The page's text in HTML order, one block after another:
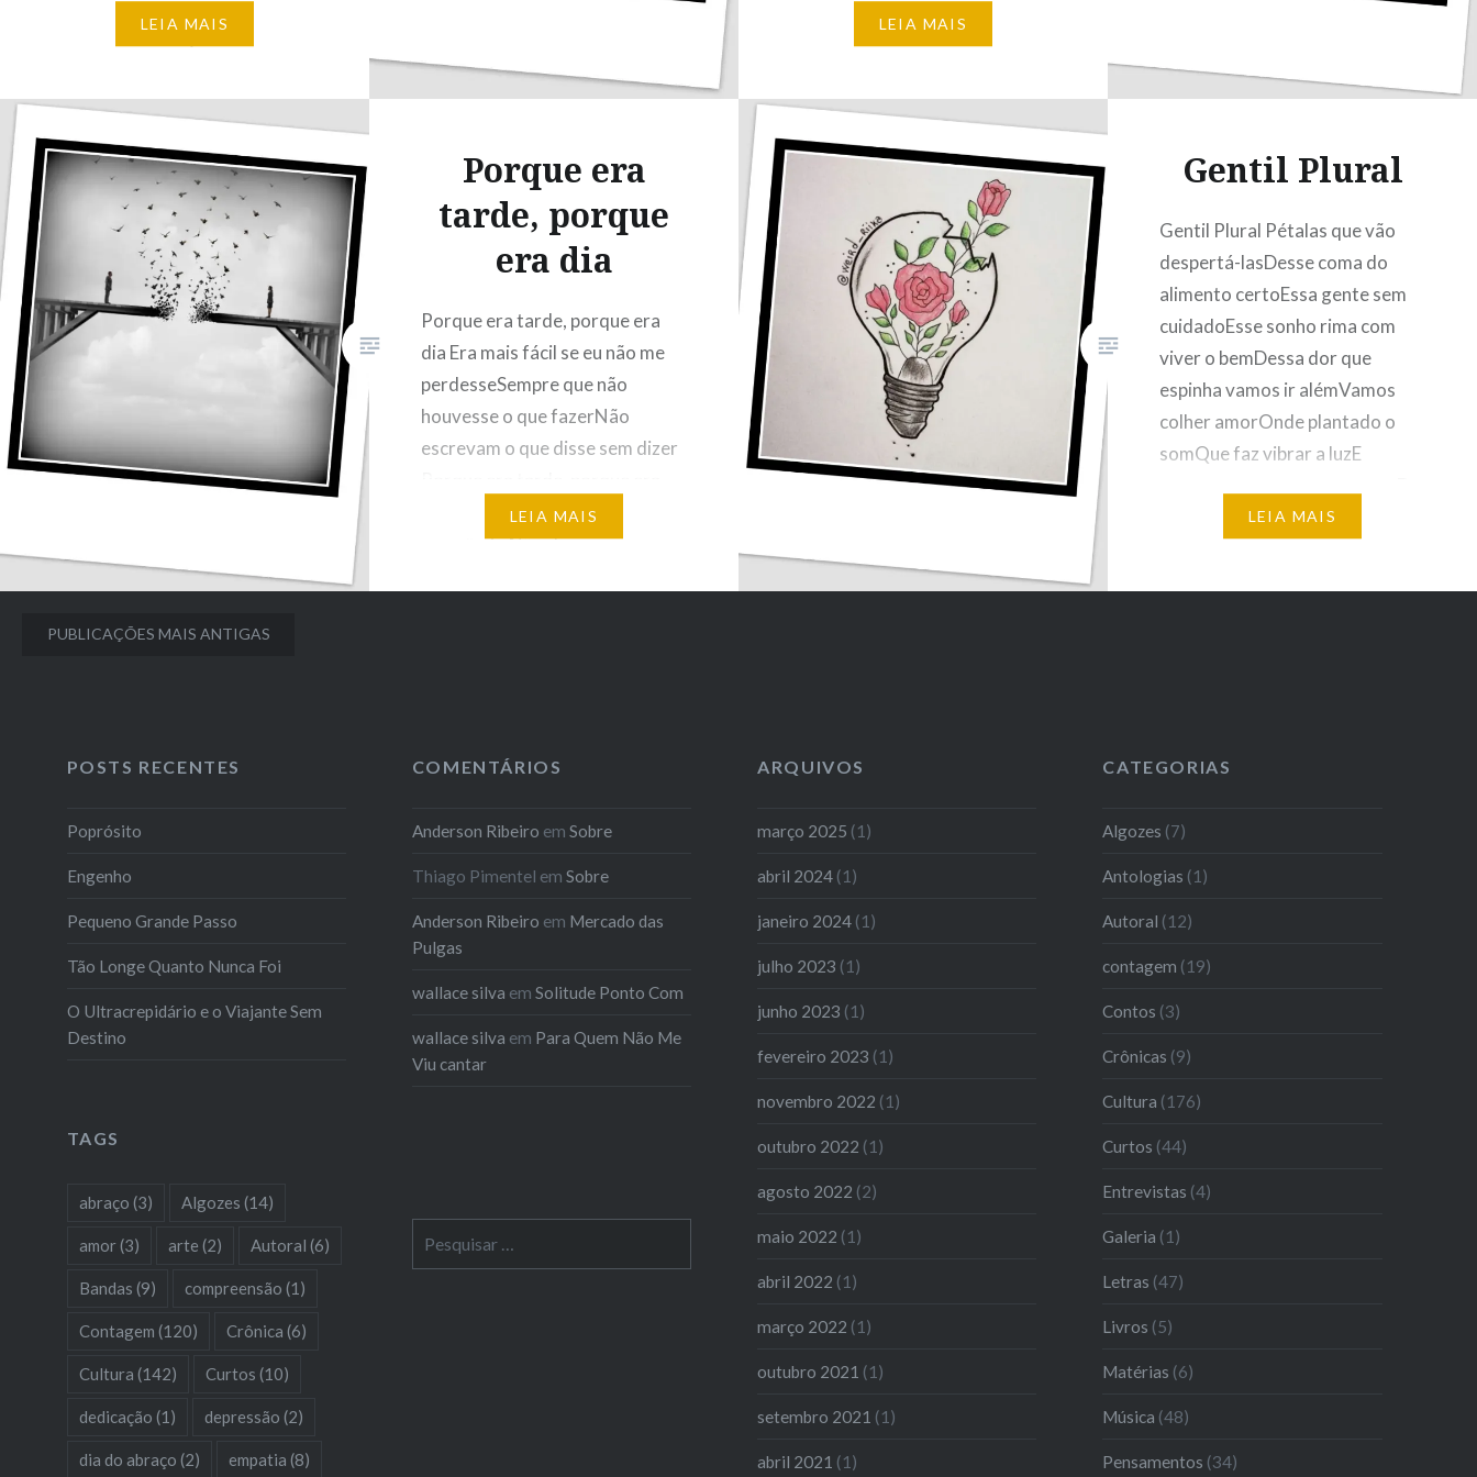
Que não pode viverSem respirar
veste de tolicesE acredita que
a…
LEIA MAIS
amigos não curtem rock’n’rollE
de fazer nada com o dissaborDe
não…
LEIA MAIS
Porque era
tarde, porque
era dia
Porque era tarde, porque era
dia Era mais fácil se eu não me
perdesseSempre que não
houvesse o que fazerNão
escrevam o que disse sem dizer
diaE à noite eu venho desfazer o
que não fizNão digam o que eu
LEIA MAIS
Gentil Plural
Gentil Plural Pétalas que vão
despertá-lasDesse coma do
alimento certoEssa gente sem
cuidadoEsse sonho rima com
viver o bemDessa dor que
espinha vamos ir alémVamos
colher amorOnde plantado o
somQue faz vibrar a luzE
Novo pra quererSer um pé de
LEIA MAIS
Navegação
PUBLICAÇÕES MAIS ANTIGAS
POSTS RECENTES
Poprósito
Engenho
Pequeno Grande Passo
Tão Longe Quanto Nunca Foi
O Ultracrepidário e o Viajante Sem
Destino
COMENTÁRIOS
Anderson Ribeiro em Sobre
Thiago Pimentel em Sobre
Anderson Ribeiro em Mercado das
Pulgas
wallace silva em Solitude Ponto Com
wallace silva em Para Quem Não Me
Viu cantar
ARQUIVOS
março 2025 (1)
abril 2024 (1)
janeiro 2024 (1)
julho 2023 (1)
junho 2023 (1)
fevereiro 2023 (1)
novembro 2022 (1)
outubro 2022 (1)
agosto 2022 (2)
maio 2022 (1)
abril 2022 (1)
março 2022 (1)
outubro 2021 (1)
setembro 2021 (1)
abril 2021 (1)
CATEGORIAS
Algozes (7)
Antologias (1)
Autoral (12)
contagem (19)
Contos (3)
Crônicas (9)
Cultura (176)
Curtos (44)
Entrevistas (4)
Galeria (1)
Letras (47)
Livros (5)
Matérias (6)
Música (48)
Pensamentos (34)
TAGS
abraço (3) Algozes (14)
amor(3) arte (2) Autoral (6)
Bandas (9) compreensão (1)
Contagem (120) Crônica (6)
Cultura (142) Curtos (10)
dedicação (1) depressão (2)
dia do abraço (2) empatia (8)
por: